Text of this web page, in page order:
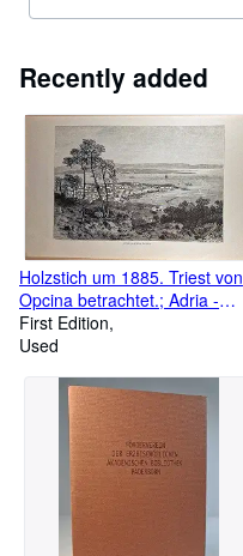
Recently added
Holzstich um 1885. Triest von
Opcina betrachtet.; Adria -
Meerbusen - Ausblick
First Edition
Used